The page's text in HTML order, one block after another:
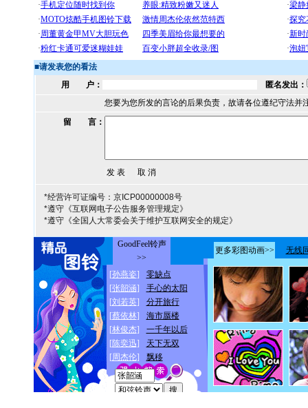
■请发表您的看法
用 户：
匿名发出：
您要为您所发的言论的后果负责，故请各位遵纪守法并
留 言：
*经营许可证编号：京ICP00000008号
*遵守《互联网电子公告服务管理规定》
*遵守《全国人大常委会关于维护互联网安全的规定》